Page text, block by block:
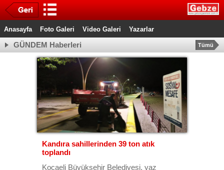
Anasayfa Foto Galeri Video Galeri Yazarlar
GÜNDEM Haberleri Tümü
Kandıra sahillerinden 39 ton atık
toplandı
Kocaeli Büyükşehir Belediyesi, yaz